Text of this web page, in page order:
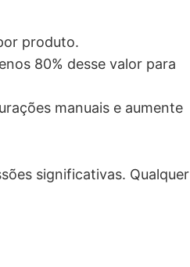
produto.
80% desse valor para
manuais e aumente
significativas. Qualquer